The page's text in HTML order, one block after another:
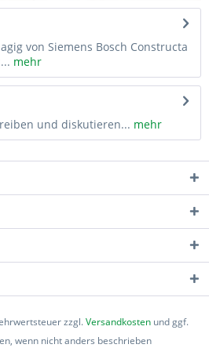
von Siemens Bosch Constructa
mehr
und diskutieren... mehr
zzgl.Versandkosten und ggf.
wenn nicht anders beschrieben